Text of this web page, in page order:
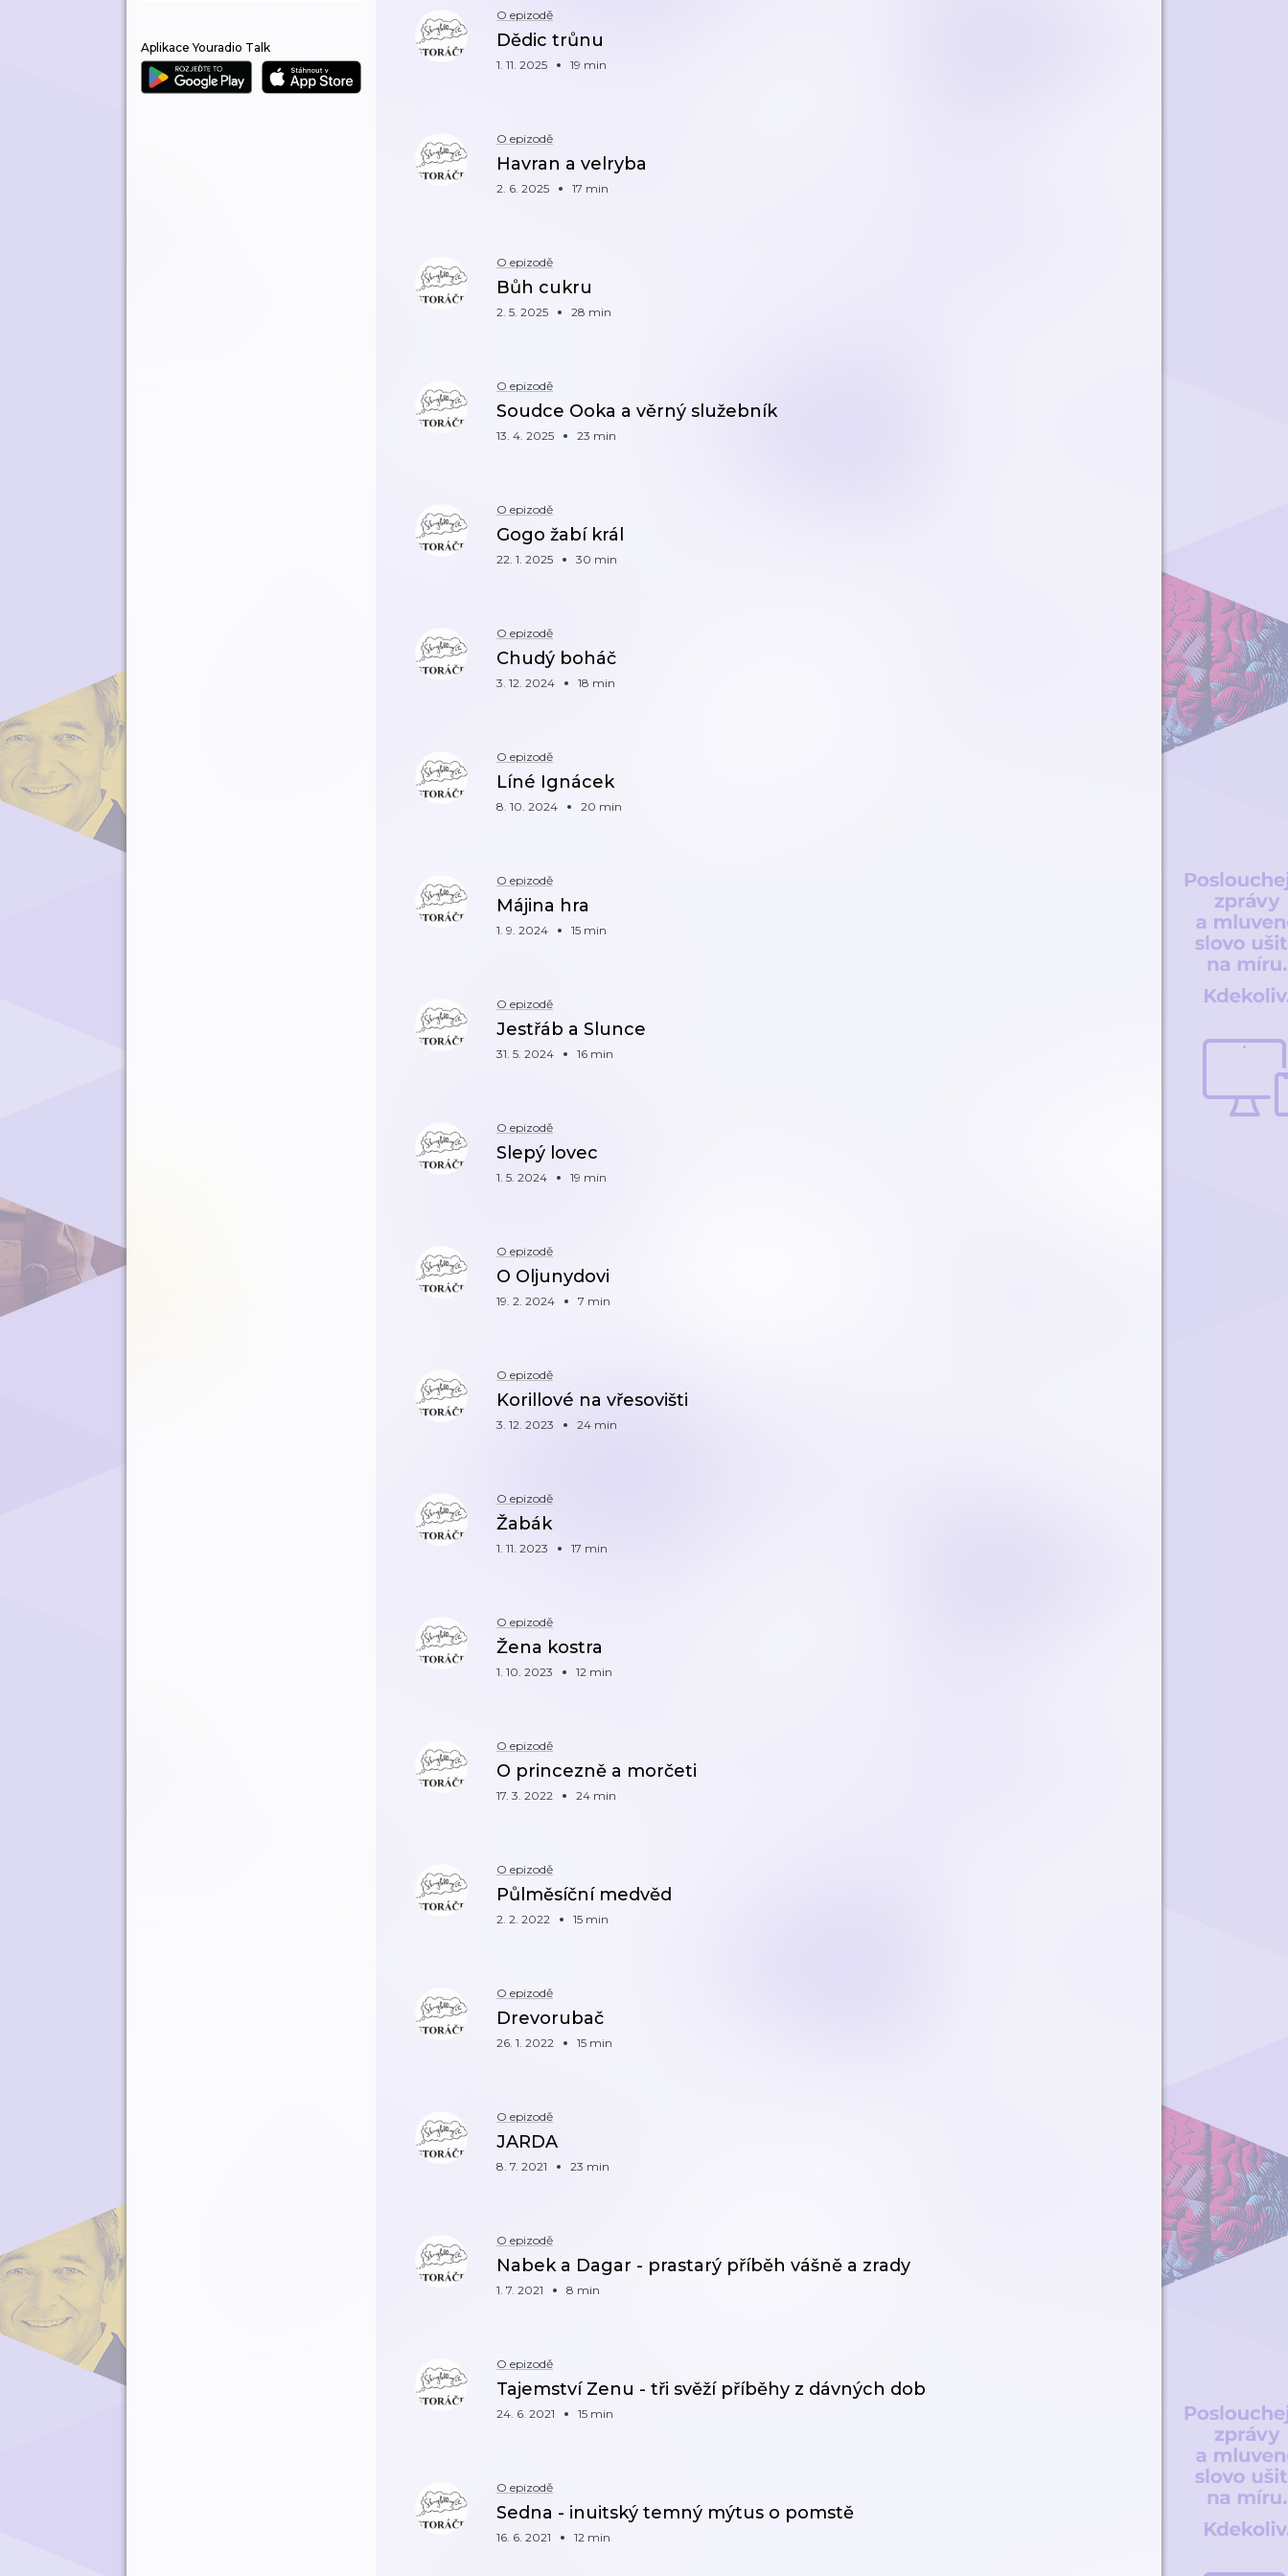
Aplikace Youradio Talk
O epizodě
Dědic trůnu
1. 11. 2025 19 min
O epizodě
Havran a velryba
2. 6. 2025 17 min
O epizodě
Bůh cukru
2. 5. 2025 28 min
O epizodě
Soudce Ooka a věrný služebník
13. 4. 2025 23 min
O epizodě
Gogo žabí král
22. 1. 2025 30 min
O epizodě
Chudý boháč
3. 12. 2024 18 min
O epizodě
Líné Ignácek
8. 10. 2024 20 min
O epizodě
Májina hra
1. 9. 2024 15 min
O epizodě
Jestřáb a Slunce
31. 5. 2024 16 min
O epizodě
Slepý lovec
1. 5. 2024 19 min
O epizodě
O Oljunydovi
19. 2. 2024 7 min
O epizodě
Korillové na vřesovišti
3. 12. 2023 24 min
O epizodě
Žabák
1. 11. 2023 17 min
O epizodě
Žena kostra
1. 10. 2023 12 min
O epizodě
O princezně a morčeti
17. 3. 2022 24 min
O epizodě
Půlměsíční medvěd
2. 2. 2022 15 min
O epizodě
Drevorubač
26. 1. 2022 15 min
O epizodě
JARDA
8. 7. 2021 23 min
O epizodě
Nabek a Dagar - prastarý příběh vášně a zrady
1. 7. 2021 8 min
O epizodě
Tajemství Zenu - tři svěží příběhy z dávných dob
24. 6. 2021 15 min
O epizodě
Sedna - inuitský temný mýtus o pomstě
16. 6. 2021 12 min